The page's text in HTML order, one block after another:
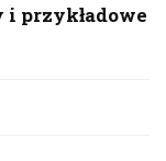
przykładowe